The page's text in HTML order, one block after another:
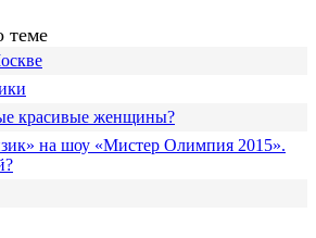
теме
красивые женщины?
на шоу «Мистер Олимпия 2015».